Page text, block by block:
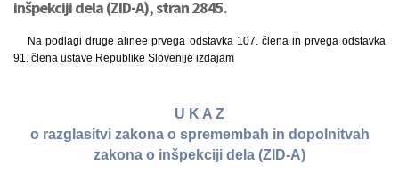
inšpekciji dela (ZID-A), stran 2845.
Na podlagi druge alinee prvega odstavka 107. člena in prvega odstavka
91. člena ustave Republike Slovenije izdajam
U K A Z
o razglasitvi zakona o spremembah in dopolnitvah
zakona o inšpekciji dela (ZID-A)